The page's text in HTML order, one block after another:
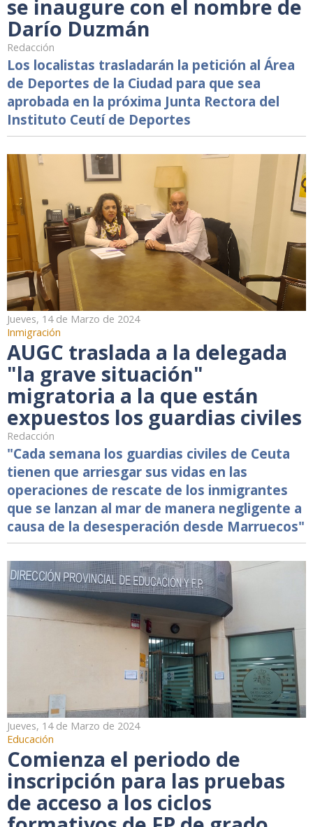
se inaugure con el nombre de
Darío Duzmán
Redacción
Los localistas trasladarán la petición al Área
de Deportes de la Ciudad para que sea
aprobada en la próxima Junta Rectora del
Instituto Ceutí de Deportes
Jueves, 14 de Marzo de 2024
Inmigración
AUGC traslada a la delegada
"la grave situación"
migratoria a la que están
expuestos los guardias civiles
Redacción
"Cada semana los guardias civiles de Ceuta
tienen que arriesgar sus vidas en las
operaciones de rescate de los inmigrantes
que se lanzan al mar de manera negligente a
causa de la desesperación desde Marruecos"
Jueves, 14 de Marzo de 2024
Educación
Comienza el periodo de
inscripción para las pruebas
de acceso a los ciclos